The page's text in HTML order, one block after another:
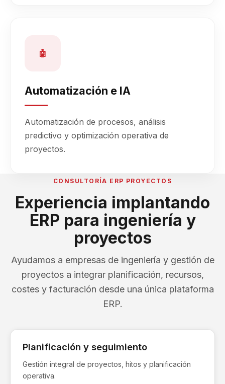
🤖
Automatización e IA
Automatización de procesos, análisis
predictivo y optimización operativa de
proyectos.
CONSULTORÍA ERP PROYECTOS
Experiencia implantando
ERP para ingeniería y
proyectos
Ayudamos a empresas de ingeniería y gestión de
proyectos a integrar planificación, recursos,
costes y facturación desde una única plataforma
ERP.
Planificación y seguimiento
Gestión integral de proyectos, hitos y planificación
operativa.